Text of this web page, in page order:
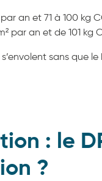
an et 71 à 100 kg
par an et de 101 kg
sans que
: le
?